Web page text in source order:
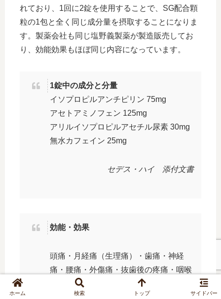
れており、1回に2錠を使用することで、SG配合顆
粒の1包と全く同じ成分量を摂取することになりま
す。製薬会社も同じ塩野義製薬が製造販売してお
り、効能効果もほぼ同じ内容になっています。
1錠中の成分と分量
イソプロピルアンチピリン 75mg
アセトアミノフェン 125mg
アリルイソプロピルアセチル尿素 30mg
無水カフェイン 25mg
セデス・ハイ 添付文書
効能・効果
頭痛・月経痛（生理痛）・歯痛・神経
痛・腰痛・外傷痛・抜歯後の疼痛・咽喉
痛・耳痛・関節痛・筋肉痛・肩こり痛・
ホーム 検索 トップ サイドバー